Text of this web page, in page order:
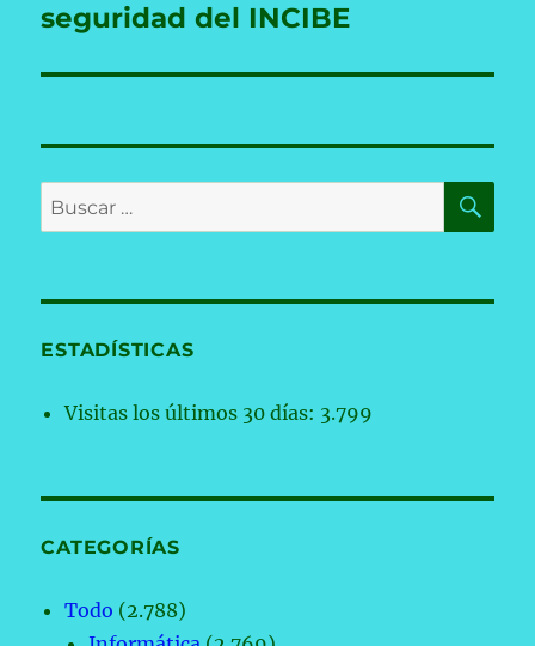
seguridad del INCIBE
Buscar
por:
ESTADÍSTICAS
Visitas los últimos 30 días: 3.799
CATEGORÍAS
Todo (2.788)